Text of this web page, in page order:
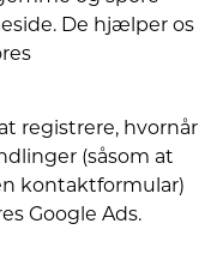
De hjælper os
registrere, hvornår
(såsom at
kontaktformular)
Google Ads.